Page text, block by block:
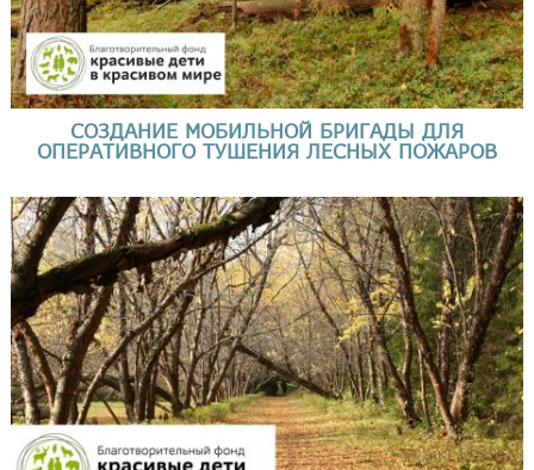
СОЗДАНИЕ МОБИЛЬНОЙ БРИГАДЫ ДЛЯ
ОПЕРАТИВНОГО ТУШЕНИЯ ЛЕСНЫХ ПОЖАРОВ